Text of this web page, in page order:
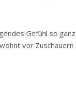
Gefühl so
vor Zuschauern